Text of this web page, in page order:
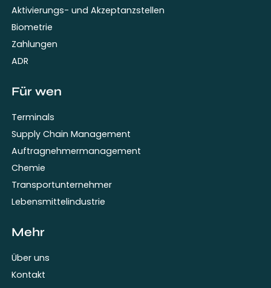
Aktivierungs- und Akzeptanzstellen
Biometrie
Zahlungen
ADR
Für wen
Terminals
Supply Chain Management
Auftragnehmermanagement
Chemie
Transportunternehmer
Lebensmittelindustrie
Mehr
Über uns
Kontakt